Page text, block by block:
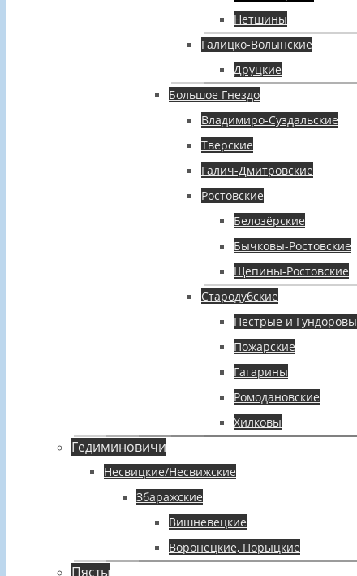
Нетшины
Галицко-Волынские
Друцкие
Большое Гнездо
Владимиро-Суздальские
Тверские
Галич-Дмитровские
Ростовские
Белозёрские
Бычковы-Ростовские
Щепины-Ростовские
Стародубские
Пёстрые и Гундоровы
Пожарские
Гагарины
Ромодановские
Хилковы
Гедиминовичи
Несвицкие/Несвижские
Збаражские
Вишневецкие
Воронецкие, Порыцкие
Пясты